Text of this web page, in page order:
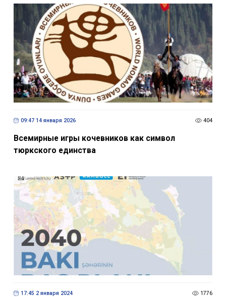
09:47 14 января 2026 404
Всемирные игры кочевников как символ
тюркского единства
17:45 2 января 2024 1776